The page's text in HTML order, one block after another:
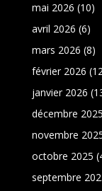
mai 2026 (10)
avril 2026 (6)
mars 2026 (8)
février 2026
janvier 2026
décembre 2025
novembre
octobre 2025
septembre